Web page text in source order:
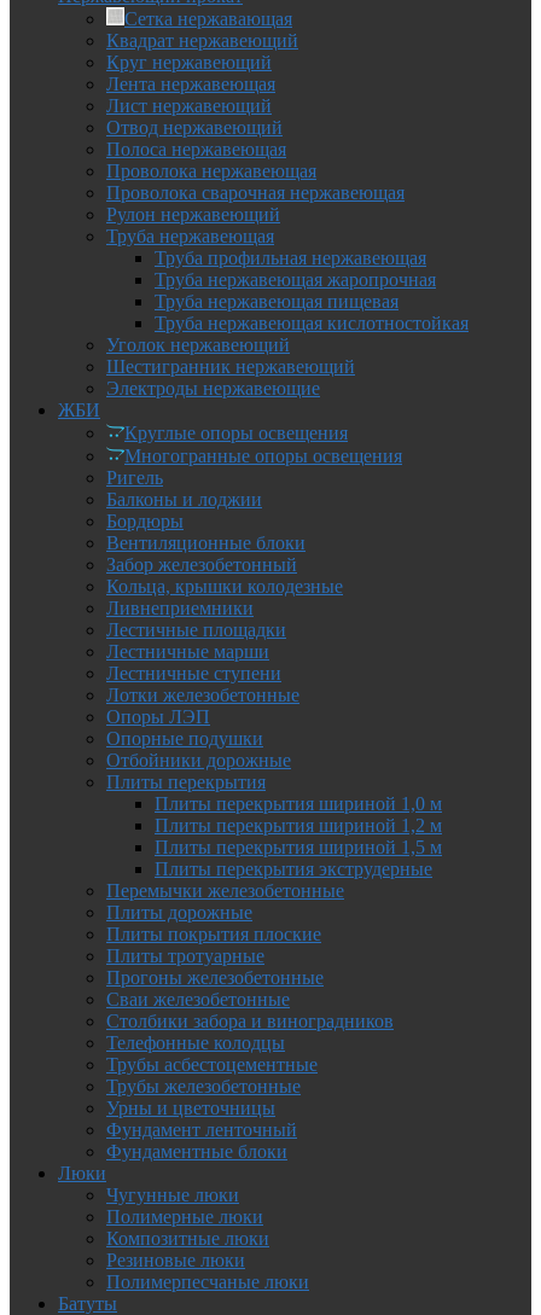
Сетка нержавающая
Квадрат нержавеющий
Круг нержавеющий
Лента нержавеющая
Лист нержавеющий
Отвод нержавеющий
Полоса нержавеющая
Проволока нержавеющая
Проволока сварочная нержавеющая
Рулон нержавеющий
Труба нержавеющая
Труба профильная нержавеющая
Труба нержавеющая жаропрочная
Труба нержавеющая пищевая
Труба нержавеющая кислотностойкая
Уголок нержавеющий
Шестигранник нержавеющий
Электроды нержавеющие
ЖБИ
Круглые опоры освещения
Многогранные опоры освещения
Ригель
Балконы и лоджии
Бордюры
Вентиляционные блоки
Забор железобетонный
Кольца, крышки колодезные
Ливнеприемники
Лестичные площадки
Лестничные марши
Лестничные ступени
Лотки железобетонные
Опоры ЛЭП
Опорные подушки
Отбойники дорожные
Плиты перекрытия
Плиты перекрытия шириной 1,0 м
Плиты перекрытия шириной 1,2 м
Плиты перекрытия шириной 1,5 м
Плиты перекрытия экструдерные
Перемычки железобетонные
Плиты дорожные
Плиты покрытия плоские
Плиты тротуарные
Прогоны железобетонные
Сваи железобетонные
Столбики забора и виноградников
Телефонные колодцы
Трубы асбестоцементные
Трубы железобетонные
Урны и цветочницы
Фундамент ленточный
Фундаментные блоки
Люки
Чугунные люки
Полимерные люки
Композитные люки
Резиновые люки
Полимерпесчаные люки
Батуты